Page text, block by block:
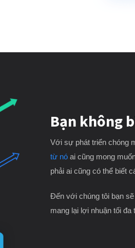
Bạn không
Với sự phát triển chóng
từ nó ai cũng mong
phải ai cũng có thể biết
Đến với chúng tôi bạn
mang lại lợi nhuận tối đa